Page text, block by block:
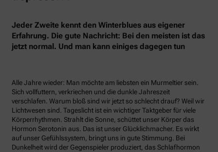
Jeder Zweite kennt den Winterblues aus eigener
Erfahrung. Die gute Nachricht: Bei den meisten ist das
jetzt normal. Und man kann einiges dagegen tun
Alle Jahre wieder: Man möchte am liebsten ein Murmeltier sein.
Sich vollfuttern, verkriechen und die dunkle Jahreszeit
verschlafen. Warum bloß sind wir jetzt so schlecht drauf? Weil wir
Lichtwesen sind. Tageslicht ist ein wichtiger Taktgeber für viele
Körperrhythmen. Strahlt die Sonne, schüttet unser Körper das
Hormon Serotonin aus. Das ist unser Glücklichmacher. Es wirkt
auf unser Gefühlssystem, bringt uns in gute Stimmung. Bei
Dunkelheit wird der Gegenspieler produziert, das Schlafhormon